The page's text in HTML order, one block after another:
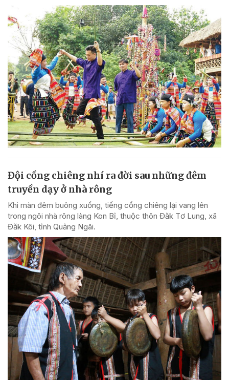
Đội cồng chiêng nhí ra đời sau những đêm
truyền dạy ở nhà rông
Khi màn đêm buông xuống, tiếng cồng chiêng lại vang lên
trong ngôi nhà rông làng Kon Bỉ, thuộc thôn Đăk Tơ Lung, xã
Đăk Kôi, tỉnh Quảng Ngãi.